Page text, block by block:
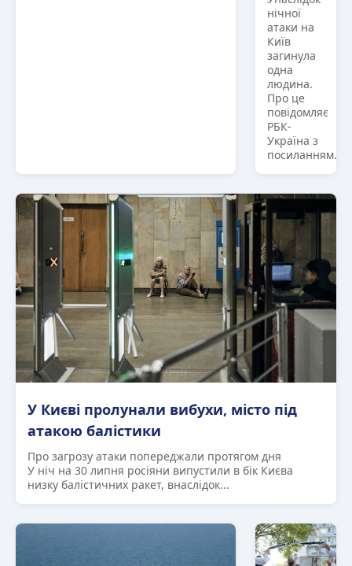
нічної
атаки на
Київ
загинула
одна
людина.
Про це
повідомляє
РБК-
Україна з
посиланням...
У Києві пролунали вибухи, місто під
атакою балістики
Про загрозу атаки попереджали протягом дня
У ніч на 30 липня росіяни випустили в бік Києва
низку балістичних ракет, внаслідок...